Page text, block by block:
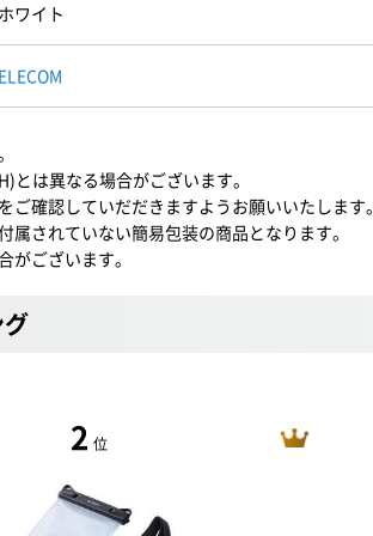
ワイト
は異なる場合がございます。
確認していだだきますようお願いいたします。
されていない簡易包装の商品となります。
ございます。
2 位